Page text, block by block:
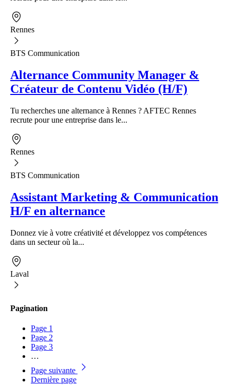
Rennes
BTS Communication
Alternance Community Manager &
Créateur de Contenu Vidéo (H/F)
Tu recherches une alternance à Rennes ? AFTEC Rennes
recrute pour une entreprise dans le...
Rennes
BTS Communication
Assistant Marketing & Communication
H/F en alternance
Donnez vie à votre créativité et développez vos compétences
dans un secteur où la...
Laval
Pagination
Page 1
Page 2
Page 3
…
Page suivante
Dernière page